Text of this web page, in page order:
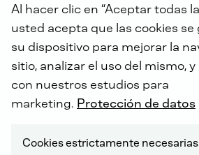
Al hacer clic en “Aceptar todas
usted acepta que las cookies se
su dispositivo para mejorar la
sitio, analizar el uso del mismo,
con nuestros estudios para
marketing. Protección de datos
Cookies estrictamente necesarias